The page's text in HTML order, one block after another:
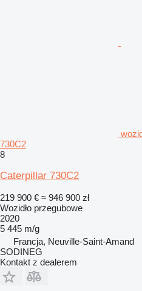
730C2
8
Caterpillar 730C2
219 900 € ≈ 946 900 zł
Wozidło przegubowe
2020
5 445 m/g
Francja, Neuville-Saint-Amand
SODINEG
Kontakt z dealerem